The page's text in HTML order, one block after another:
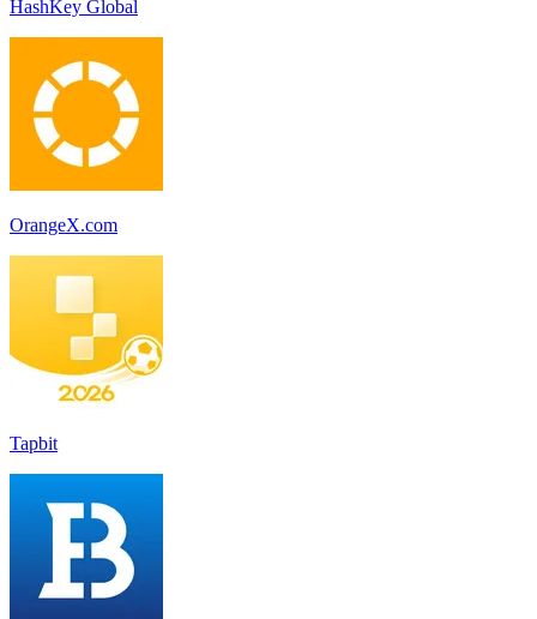
HashKey Global
OrangeX.com
Tapbit